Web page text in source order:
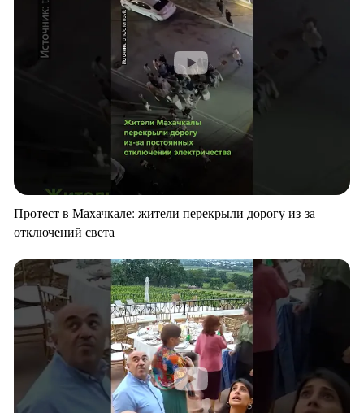
Протест в Махачкале: жители перекрыли дорогу из-за
отключений света